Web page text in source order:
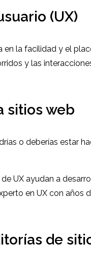
(UX)
la facilidad y el
y las
sitios web
o deberías estar
UX ayudan a
en UX con
de